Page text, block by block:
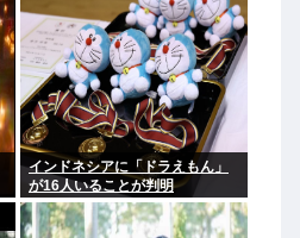
インドネシアに「ドラえもん」
が16人いることが判明